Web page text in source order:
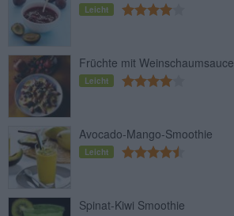
Leicht
Früchte mit Weinschaumsauce
Leicht
Avocado-Mango-Smoothie
Leicht
Spinat-Kiwi Smoothie